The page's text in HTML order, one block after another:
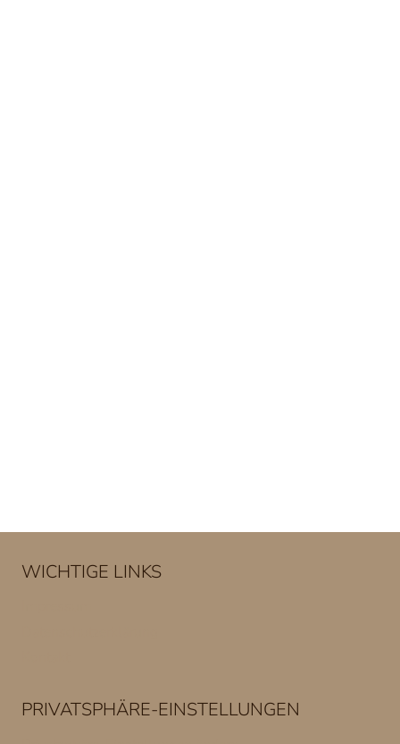
WICHTIGE LINKS
PRIVATSPHÄRE-EINSTELLUNGEN